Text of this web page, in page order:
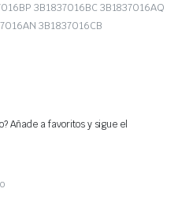
3B1837016BC 3B1837016AQ
3B1837016CB
Añade a favoritos y sigue el